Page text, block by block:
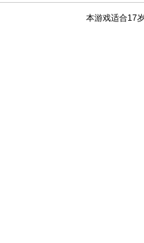
本游戏适合17